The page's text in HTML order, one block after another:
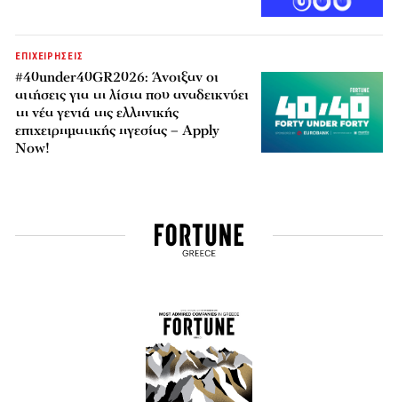
ΕΠΙΧΕΙΡΗΣΕΙΣ
#40under40GR2026: Άνοιξαν οι
αιτήσεις για τη λίστα που αναδεικνύει
τη νέα γενιά της ελληνικής
επιχειρηματικής ηγεσίας – Apply
Now!